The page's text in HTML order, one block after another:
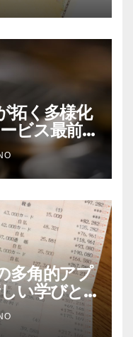
拓く多様化
ビス最前
多角的アプ
い学びと